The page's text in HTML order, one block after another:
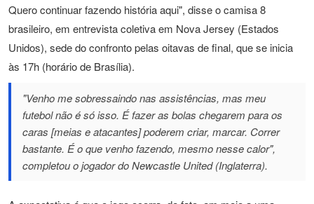
Quero continuar fazendo história aqui", disse o camisa 8
brasileiro, em entrevista coletiva em Nova Jersey (Estados
Unidos), sede do confronto pelas oitavas de final, que se inicia
às 17h (horário de Brasília).
"Venho me sobressaindo nas assistências, mas meu
futebol não é só isso. É fazer as bolas chegarem para os
caras [meias e atacantes] poderem criar, marcar. Correr
bastante. É o que venho fazendo, mesmo nesse calor",
completou o jogador do Newcastle United (Inglaterra).